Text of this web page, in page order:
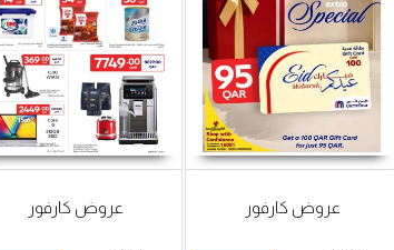
عروض كارفور عروض كارفور